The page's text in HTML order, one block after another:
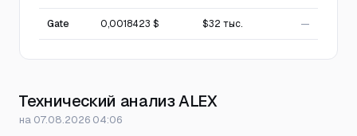
Gate 0,0018423 $ $32 тыс. —
Технический анализ ALEX
на 07.08.2026 04:06